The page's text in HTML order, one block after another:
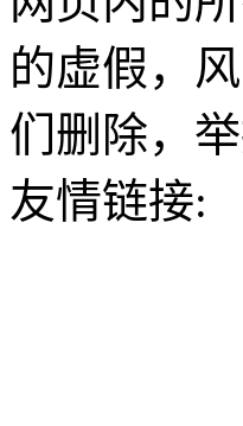
的虚假，
们删除，
友情链接: